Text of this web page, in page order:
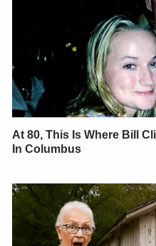
At 80, This Is Where Bill
In Columbus